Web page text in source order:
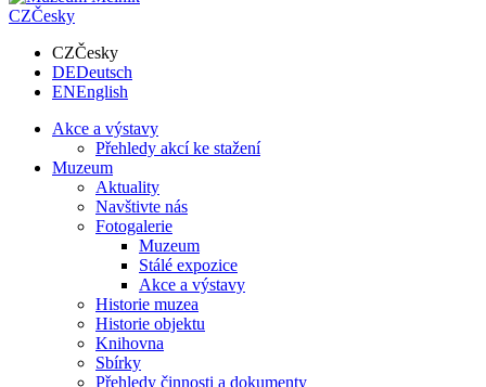
CZČesky
CZČesky
DEDeutsch
ENEnglish
Akce a výstavy
Přehledy akcí ke stažení
Muzeum
Aktuality
Navštivte nás
Fotogalerie
Muzeum
Stálé expozice
Akce a výstavy
Historie muzea
Historie objektu
Knihovna
Sbírky
Přehledy činnosti a dokumenty